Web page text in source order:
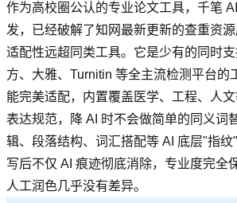
作为高校圈公认的专业论文工具，千笔
发，已经破解了知网最新更新的查重资源
适配性远超同类工具。它是少有的同时
方、大雅、Turnitin 等全主流检测平台的
能完美适配，内置覆盖医学、工程、人
表达规范，降 AI 时不会做简单的同义词
辑、段落结构、词汇搭配等 AI 底层"指
写后不仅 AI 痕迹彻底消除，专业度完全
人工润色几乎没有差异。